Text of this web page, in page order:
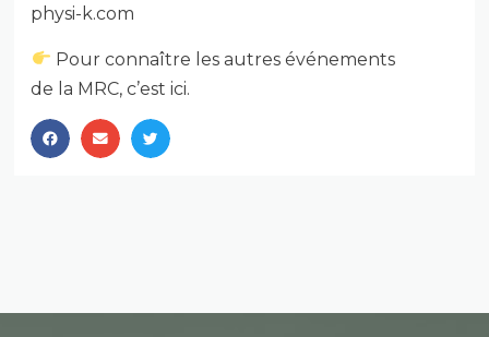
physi-k.com
Pour connaître les autres événements
de la MRC, c’est ici.